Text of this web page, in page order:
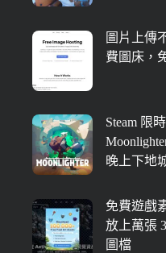
圖片上傳
費圖床，
Steam 限
晚上下地
免費遊戲
放上萬張
圖檔